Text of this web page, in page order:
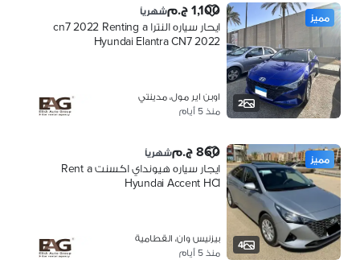
2
مميز 1,100 ج.م شهرياً
ايحار سياره النترا cn7 2022 Renting a
Hyundai Elantra CN7 2022
اوبن اير مول، مدينتي
منذ 5 أيام
4
مميز 860 ج.م شهرياً
ايجار سياره هيونداي اكسنت Rent a
Hyundai Accent HCI
بيزنيس وان، القطامية
منذ 5 أيام